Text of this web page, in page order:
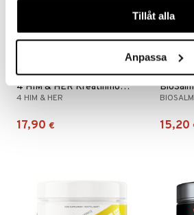
Tillåt alla
Anpassa
4 HIM & HER Kreatinmonohydrat
4 HIM & HER
17,90 € 15,20